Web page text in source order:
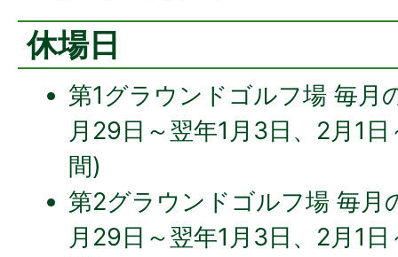
休場日
第1グラウンドゴルフ場 毎月
月29日～翌年1月3日、2月1
間)
第2グラウンドゴルフ場 毎月
月29日～翌年1月3日、2月1